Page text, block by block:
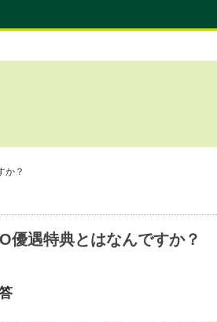
か？
優遇特典とはなんですか？